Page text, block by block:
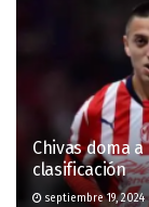
Chivas doma
clasificación
septiembre 19, 2024